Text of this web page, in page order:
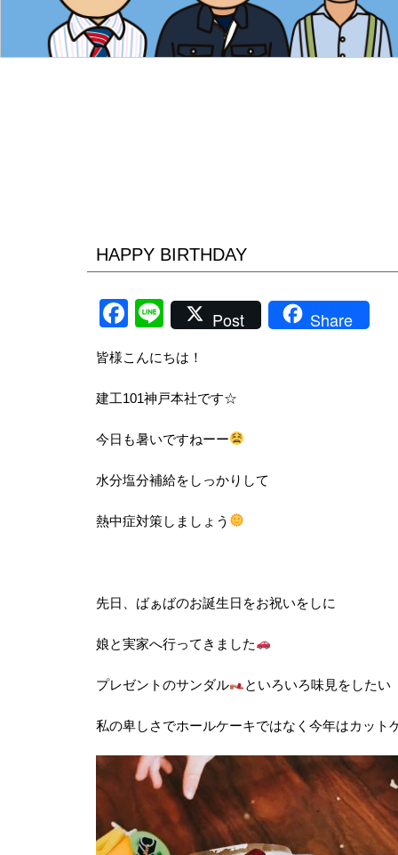
HAPPY BIRTHDAY
Facebook
LinePost Share
皆様こんにちは！
建工101神戸本社です☆
今日も暑いですねーー
水分塩分補給をしっかりして
熱中症対策しましょう
先日、ばぁばのお誕生日をお祝いをしに
娘と実家へ行ってきました
プレゼントのサンダル といろいろ味見をしたい
私の卑しさでホールケーキではなく今年はカット